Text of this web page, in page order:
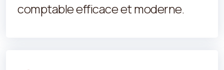
comptable efficace et moderne.